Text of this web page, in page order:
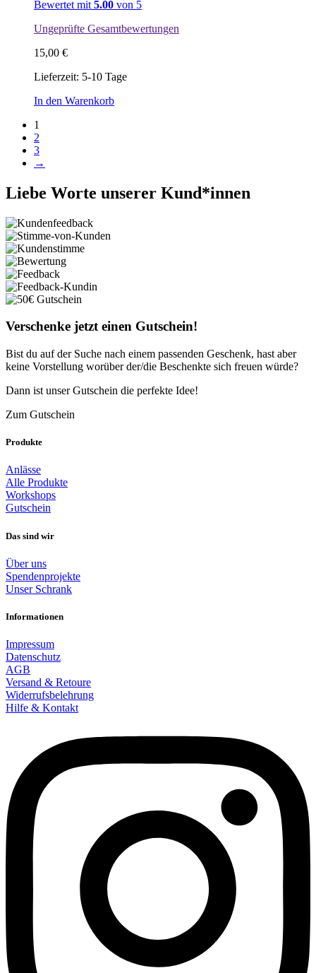
Bewertet mit 5.00 von 5
Ungeprüfte Gesamtbewertungen
15,00 €
Lieferzeit: 5-10 Tage
In den Warenkorb
1
2
3
→
Liebe Worte unserer Kund*innen
Verschenke jetzt einen Gutschein!
Bist du auf der Suche nach einem passenden Geschenk, hast aber
keine Vorstellung worüber der/die Beschenkte sich freuen würde?
Dann ist unser Gutschein die perfekte Idee!
Zum Gutschein
Produkte
Anlässe
Alle Produkte
Workshops
Gutschein
Das sind wir
Über uns
Spendenprojekte
Unser Schrank
Informationen
Impressum
Datenschutz
AGB
Versand & Retoure
Widerrufsbelehrung
Hilfe & Kontakt